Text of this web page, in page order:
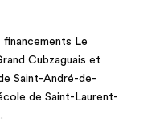
financements Le
Cubzaguais et
Saint-André-de-
de Saint-Laurent-